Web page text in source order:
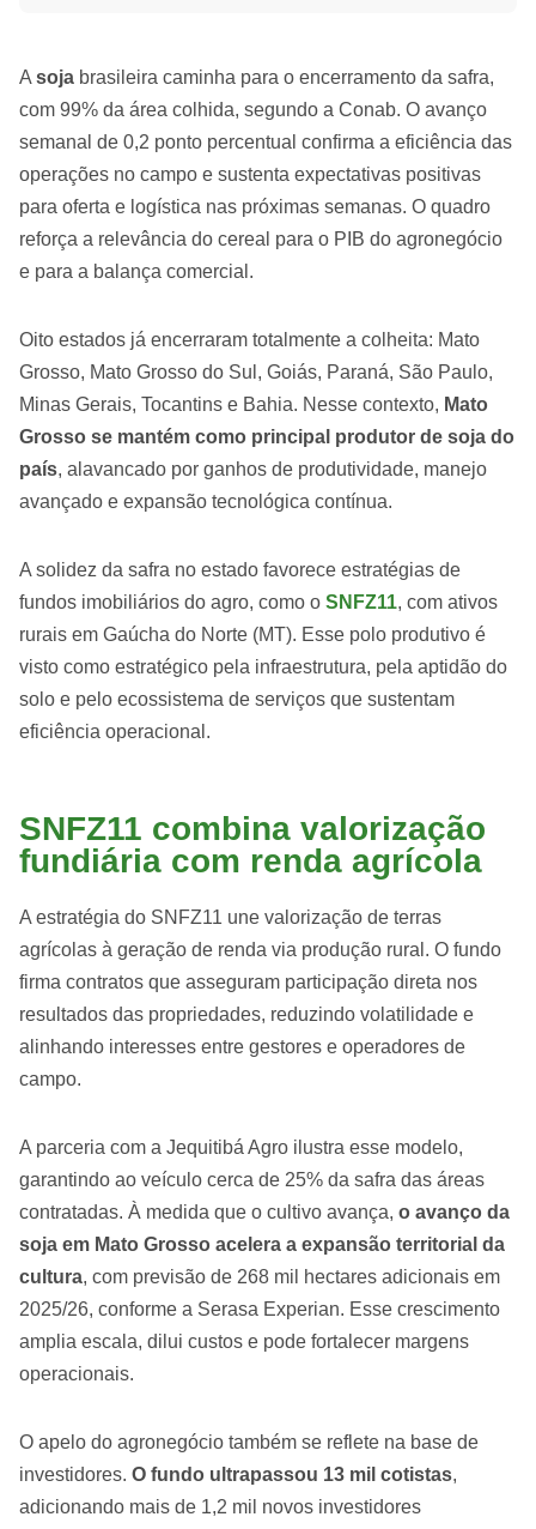
A soja brasileira caminha para o encerramento da safra,
com 99% da área colhida, segundo a Conab. O avanço
semanal de 0,2 ponto percentual confirma a eficiência das
operações no campo e sustenta expectativas positivas
para oferta e logística nas próximas semanas. O quadro
reforça a relevância do cereal para o PIB do agronegócio
e para a balança comercial.
Oito estados já encerraram totalmente a colheita: Mato
Grosso, Mato Grosso do Sul, Goiás, Paraná, São Paulo,
Minas Gerais, Tocantins e Bahia. Nesse contexto, Mato
Grosso se mantém como principal produtor de soja do
país, alavancado por ganhos de produtividade, manejo
avançado e expansão tecnológica contínua.
A solidez da safra no estado favorece estratégias de
fundos imobiliários do agro, como o SNFZ11, com ativos
rurais em Gaúcha do Norte (MT). Esse polo produtivo é
visto como estratégico pela infraestrutura, pela aptidão do
solo e pelo ecossistema de serviços que sustentam
eficiência operacional.
SNFZ11 combina valorização
fundiária com renda agrícola
A estratégia do SNFZ11 une valorização de terras
agrícolas à geração de renda via produção rural. O fundo
firma contratos que asseguram participação direta nos
resultados das propriedades, reduzindo volatilidade e
alinhando interesses entre gestores e operadores de
campo.
A parceria com a Jequitibá Agro ilustra esse modelo,
garantindo ao veículo cerca de 25% da safra das áreas
contratadas. À medida que o cultivo avança, o avanço da
soja em Mato Grosso acelera a expansão territorial da
cultura, com previsão de 268 mil hectares adicionais em
2025/26, conforme a Serasa Experian. Esse crescimento
amplia escala, dilui custos e pode fortalecer margens
operacionais.
O apelo do agronegócio também se reflete na base de
investidores. O fundo ultrapassou 13 mil cotistas,
adicionando mais de 1,2 mil novos investidores